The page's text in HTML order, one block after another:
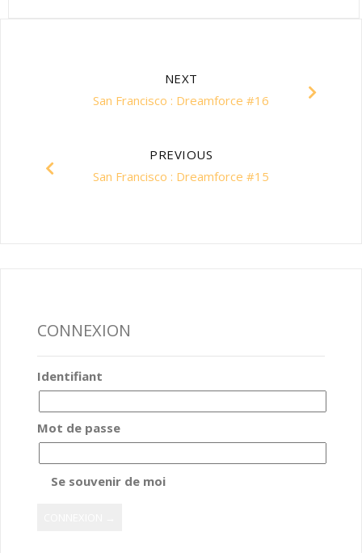
NEXT
San Francisco : Dreamforce #16
PREVIOUS
San Francisco : Dreamforce #15
CONNEXION
Identifiant
Mot de passe
Se souvenir de moi